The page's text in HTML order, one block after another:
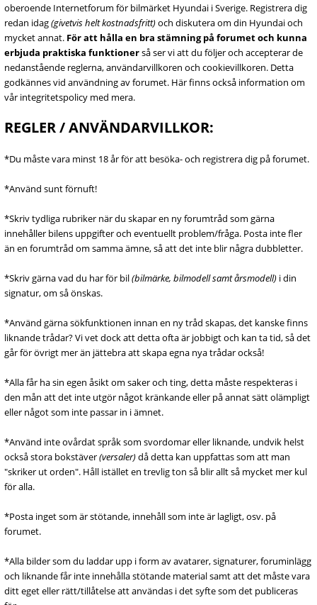
oberoende Internetforum för bilmärket Hyundai i Sverige. Registrera dig
redan idag(givetvis helt kostnadsfritt)och diskutera om din Hyundai och
mycket annat. För att hålla en bra stämning på forumet och kunna
erbjuda praktiska funktionerså ser vi att du följer och accepterar de
nedanstående reglerna, användarvillkoren och cookievillkoren. Detta
godkännes vid användning av forumet. Här finns också information om
vår integritetspolicy med mera.
REGLER / ANVÄNDARVILLKOR:
*Du måste vara minst 18 år för att besöka- och registrera dig på forumet.
*Använd sunt förnuft!
*Skriv tydliga rubriker när du skapar en ny forumtråd som gärna
innehåller bilens uppgifter och eventuellt problem/fråga. Posta inte fler
än en forumtråd om samma ämne, så att det inte blir några dubbletter.
*Skriv gärna vad du har för bil(bilmärke, bilmodell samt årsmodell) i din
signatur, om så önskas.
*Använd gärna sökfunktionen innan en ny tråd skapas, det kanske finns
liknande trådar? Vi vet dock att detta ofta är jobbigt och kan ta tid, så det
går för övrigt mer än jättebra att skapa egna nya trådar också!
*Alla får ha sin egen åsikt om saker och ting, detta måste respekteras i
den mån att det inte utgör något kränkande eller på annat sätt olämpligt
eller något som inte passar in i ämnet.
*Använd inte ovårdat språk som svordomar eller liknande, undvik helst
också stora bokstäver(versaler)då detta kan uppfattas som att man
"skriker ut orden". Håll istället en trevlig ton så blir allt så mycket mer kul
för alla.
*Posta inget som är stötande, innehåll som inte är lagligt, osv. på
forumet.
*Alla bilder som du laddar upp i form av avatarer, signaturer, foruminlägg
och liknande får inte innehålla stötande material samt att det måste vara
ditt eget eller rätt/tillåtelse att användas i det syfte som det publiceras